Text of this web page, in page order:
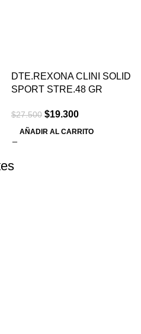
DTE.REXONA CLINI SOLID
SPORT STRE.48 GR
$27.500 $19.300
AÑADIR AL CARRITO